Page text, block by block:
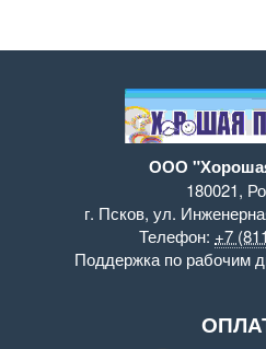
ООО
180021,
г. Псков, ул.
Телефон: +7
Поддержка по рабочим